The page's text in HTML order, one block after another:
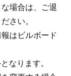
場合は、ご退
さい。
はビルボード
なります。